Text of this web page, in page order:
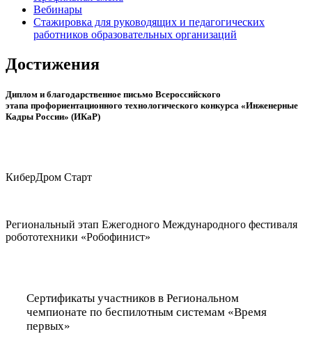
Вебинары
Стажировка для руководящих и педагогических
работников образовательных организаций
Достижения
Диплом и благодарственное письмо Всероссийского
этапа профориентационного технологического конкурса «Инженерные
Кадры России» (ИКаР)
КиберДром Старт
Региональный этап Ежегодного Международного фестиваля
робототехники «Робофинист»
Сертификаты участников в Региональном
чемпионате по беспилотным системам «Время
первых»